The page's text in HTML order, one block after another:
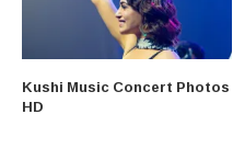
Kushi Music Concert Photos
HD